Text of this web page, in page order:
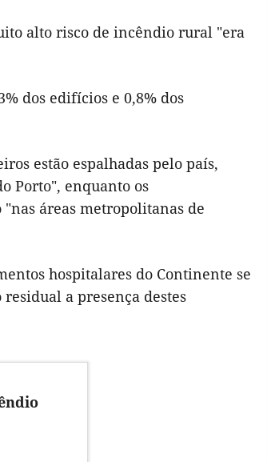
alto risco de incêndio rural "era
dos edifícios e 0,8% dos
estão espalhadas pelo país,
Porto", enquanto os
áreas metropolitanas de
hospitalares do Continente se
a presença destes